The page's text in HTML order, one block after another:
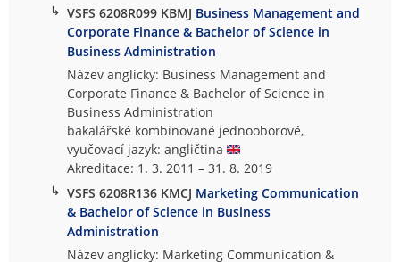
↳ VSFS 6208R099 KBMJ Business Management and
Corporate Finance & Bachelor of Science in
Business Administration
Název anglicky: Business Management and
Corporate Finance & Bachelor of Science in
Business Administration
bakalářské kombinované jednooborové,
vyučovací jazyk: angličtina
Akreditace: 1. 3. 2011 – 31. 8. 2019
↳ VSFS 6208R136 KMCJ Marketing Communication
& Bachelor of Science in Business
Administration
Název anglicky: Marketing Communication &